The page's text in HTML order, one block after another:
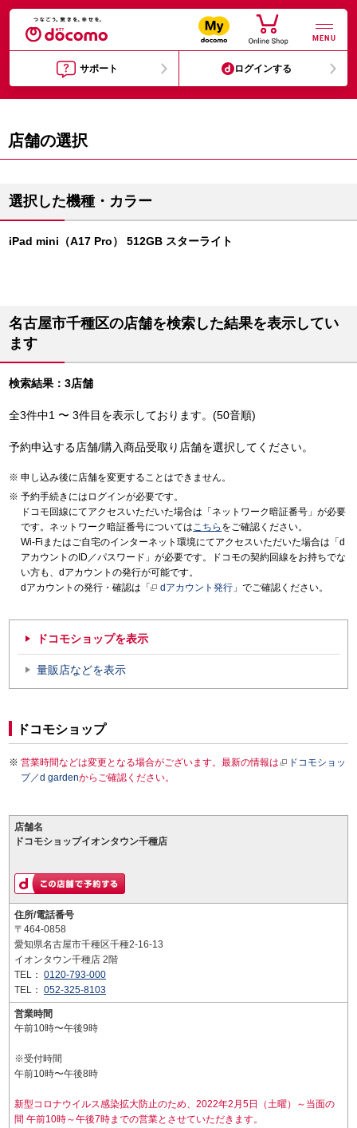
MENU
サポート ログインする
店舗の選択
選択した機種・カラー
iPad mini（A17 Pro） 512GB スターライト
名古屋市千種区の店舗を検索した結果を表示してい
ます
検索結果：3店舗
全3件中1 〜 3件目を表示しております。(50音順)
予約申込する店舗/購入商品受取り店舗を選択してください。
申し込み後に店舗を変更することはできません。
予約手続きにはログインが必要です。
ドコモ回線にてアクセスいただいた場合は「ネットワーク暗証番号」が必要
です。ネットワーク暗証番号についてはこちら をご確認ください。
Wi-Fiまたはご自宅のインターネット環境にてアクセスいただいた場合は「d
アカウントのID／パスワード」が必要です。ドコモの契約回線をお持ちでな
い方も、dアカウントの発行が可能です。
dアカウントの発行・確認は「
dアカウント発行 」でご確認ください。
ドコモショップを表示
量販店などを表示
ドコモショップ
営業時間などは変更となる場合がございます。最新の情報は
ドコモショッ
プ／d gardenからご確認ください。
店舗名
ドコモショップイオンタウン千種店
住所/電話番号
〒464-0858
愛知県名古屋市千種区千種2-16-13
イオンタウン千種店 2階
TEL： 0120-793-000
TEL： 052-325-8103
営業時間
午前10時〜午後9時
※受付時間
午前10時〜午後8時
新型コロナウイルス感染拡大防止のため、2022年2月5日（土曜）～当面の
間 午前10時～午後7時までの営業とさせていただきます。